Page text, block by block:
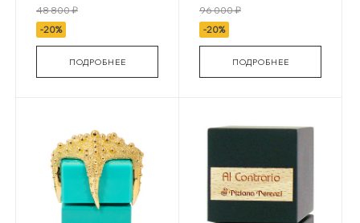
48 800 ₽
-20%
ПОДРОБНЕЕ
96 000 ₽
-20%
ПОДРОБНЕЕ